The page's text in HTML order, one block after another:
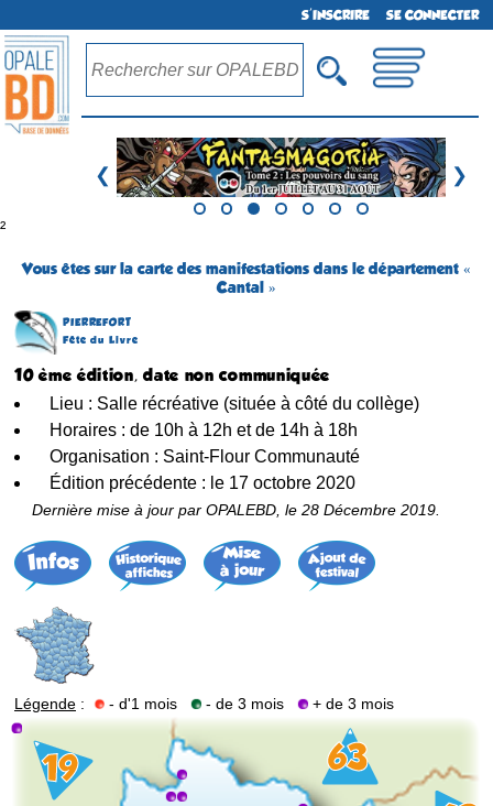
S'INSCRIRE SE CONNECTER
❮ ❯
²
Vous êtes sur la carte des manifestations dans le département «
Cantal »
PIERREFORT
Fête du Livre
10 ème édition, date non communiquée
Lieu : Salle récréative (située à côté du collège)
Horaires : de 10h à 12h et de 14h à 18h
Organisation : Saint-Flour Communauté
Édition précédente : le 17 octobre 2020
Dernière mise à jour par OPALEBD, le 28 Décembre 2019.
Légende : - d'1 mois - de 3 mois + de 3 mois